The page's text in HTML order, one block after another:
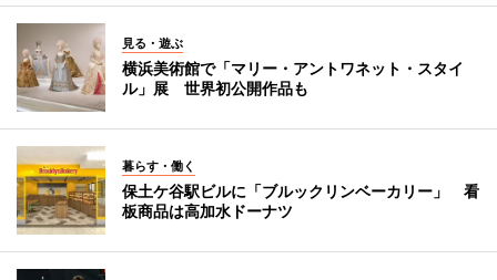
見る・遊ぶ
横浜美術館で「マリー・アントワネット・スタイ
ル」展 世界初公開作品も
暮らす・働く
保土ケ谷駅ビルに「ブルックリンベーカリー」 看
板商品は高加水ドーナツ